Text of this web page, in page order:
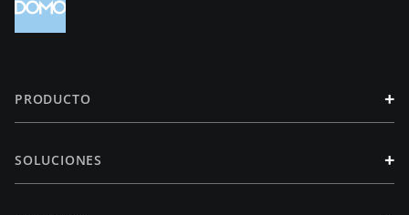
PRODUCTO +
SOLUCIONES +